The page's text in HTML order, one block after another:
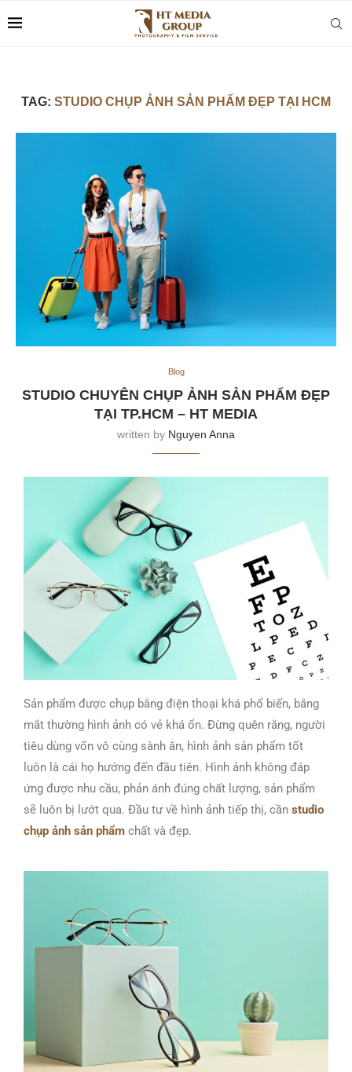
TAG: STUDIO CHỤP ẢNH SẢN PHẨM ĐẸP TẠI HCM
Blog
STUDIO CHUYÊN CHỤP ẢNH SẢN PHẨM ĐẸP
TẠI TP.HCM – HT MEDIA
written by Nguyen Anna
Sản phẩm được chụp bằng điện thoại khá phổ biến, bằng
mắt thường hình ảnh có vẻ khá ổn. Đừng quên rằng, người
tiêu dùng vốn vô cùng sành ăn, hình ảnh sản phẩm tốt
luôn là cái họ hướng đến đầu tiên. Hình ảnh không đáp
ứng được nhu cầu, phản ánh đúng chất lượng, sản phẩm
sẽ luôn bị lướt qua. Đầu tư về hình ảnh tiếp thị, cần studio
chụp ảnh sản phẩm chất và đẹp.